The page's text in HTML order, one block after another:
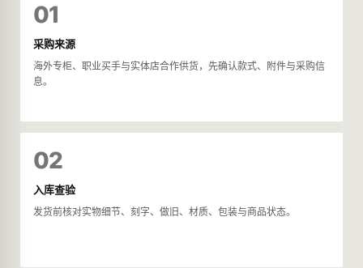
01
采购来源
海外专柜、职业买手与实体店合作供货，先确认款式、附件与采购信
息。
02
入库查验
发货前核对实物细节、刻字、做旧、材质、包装与商品状态。